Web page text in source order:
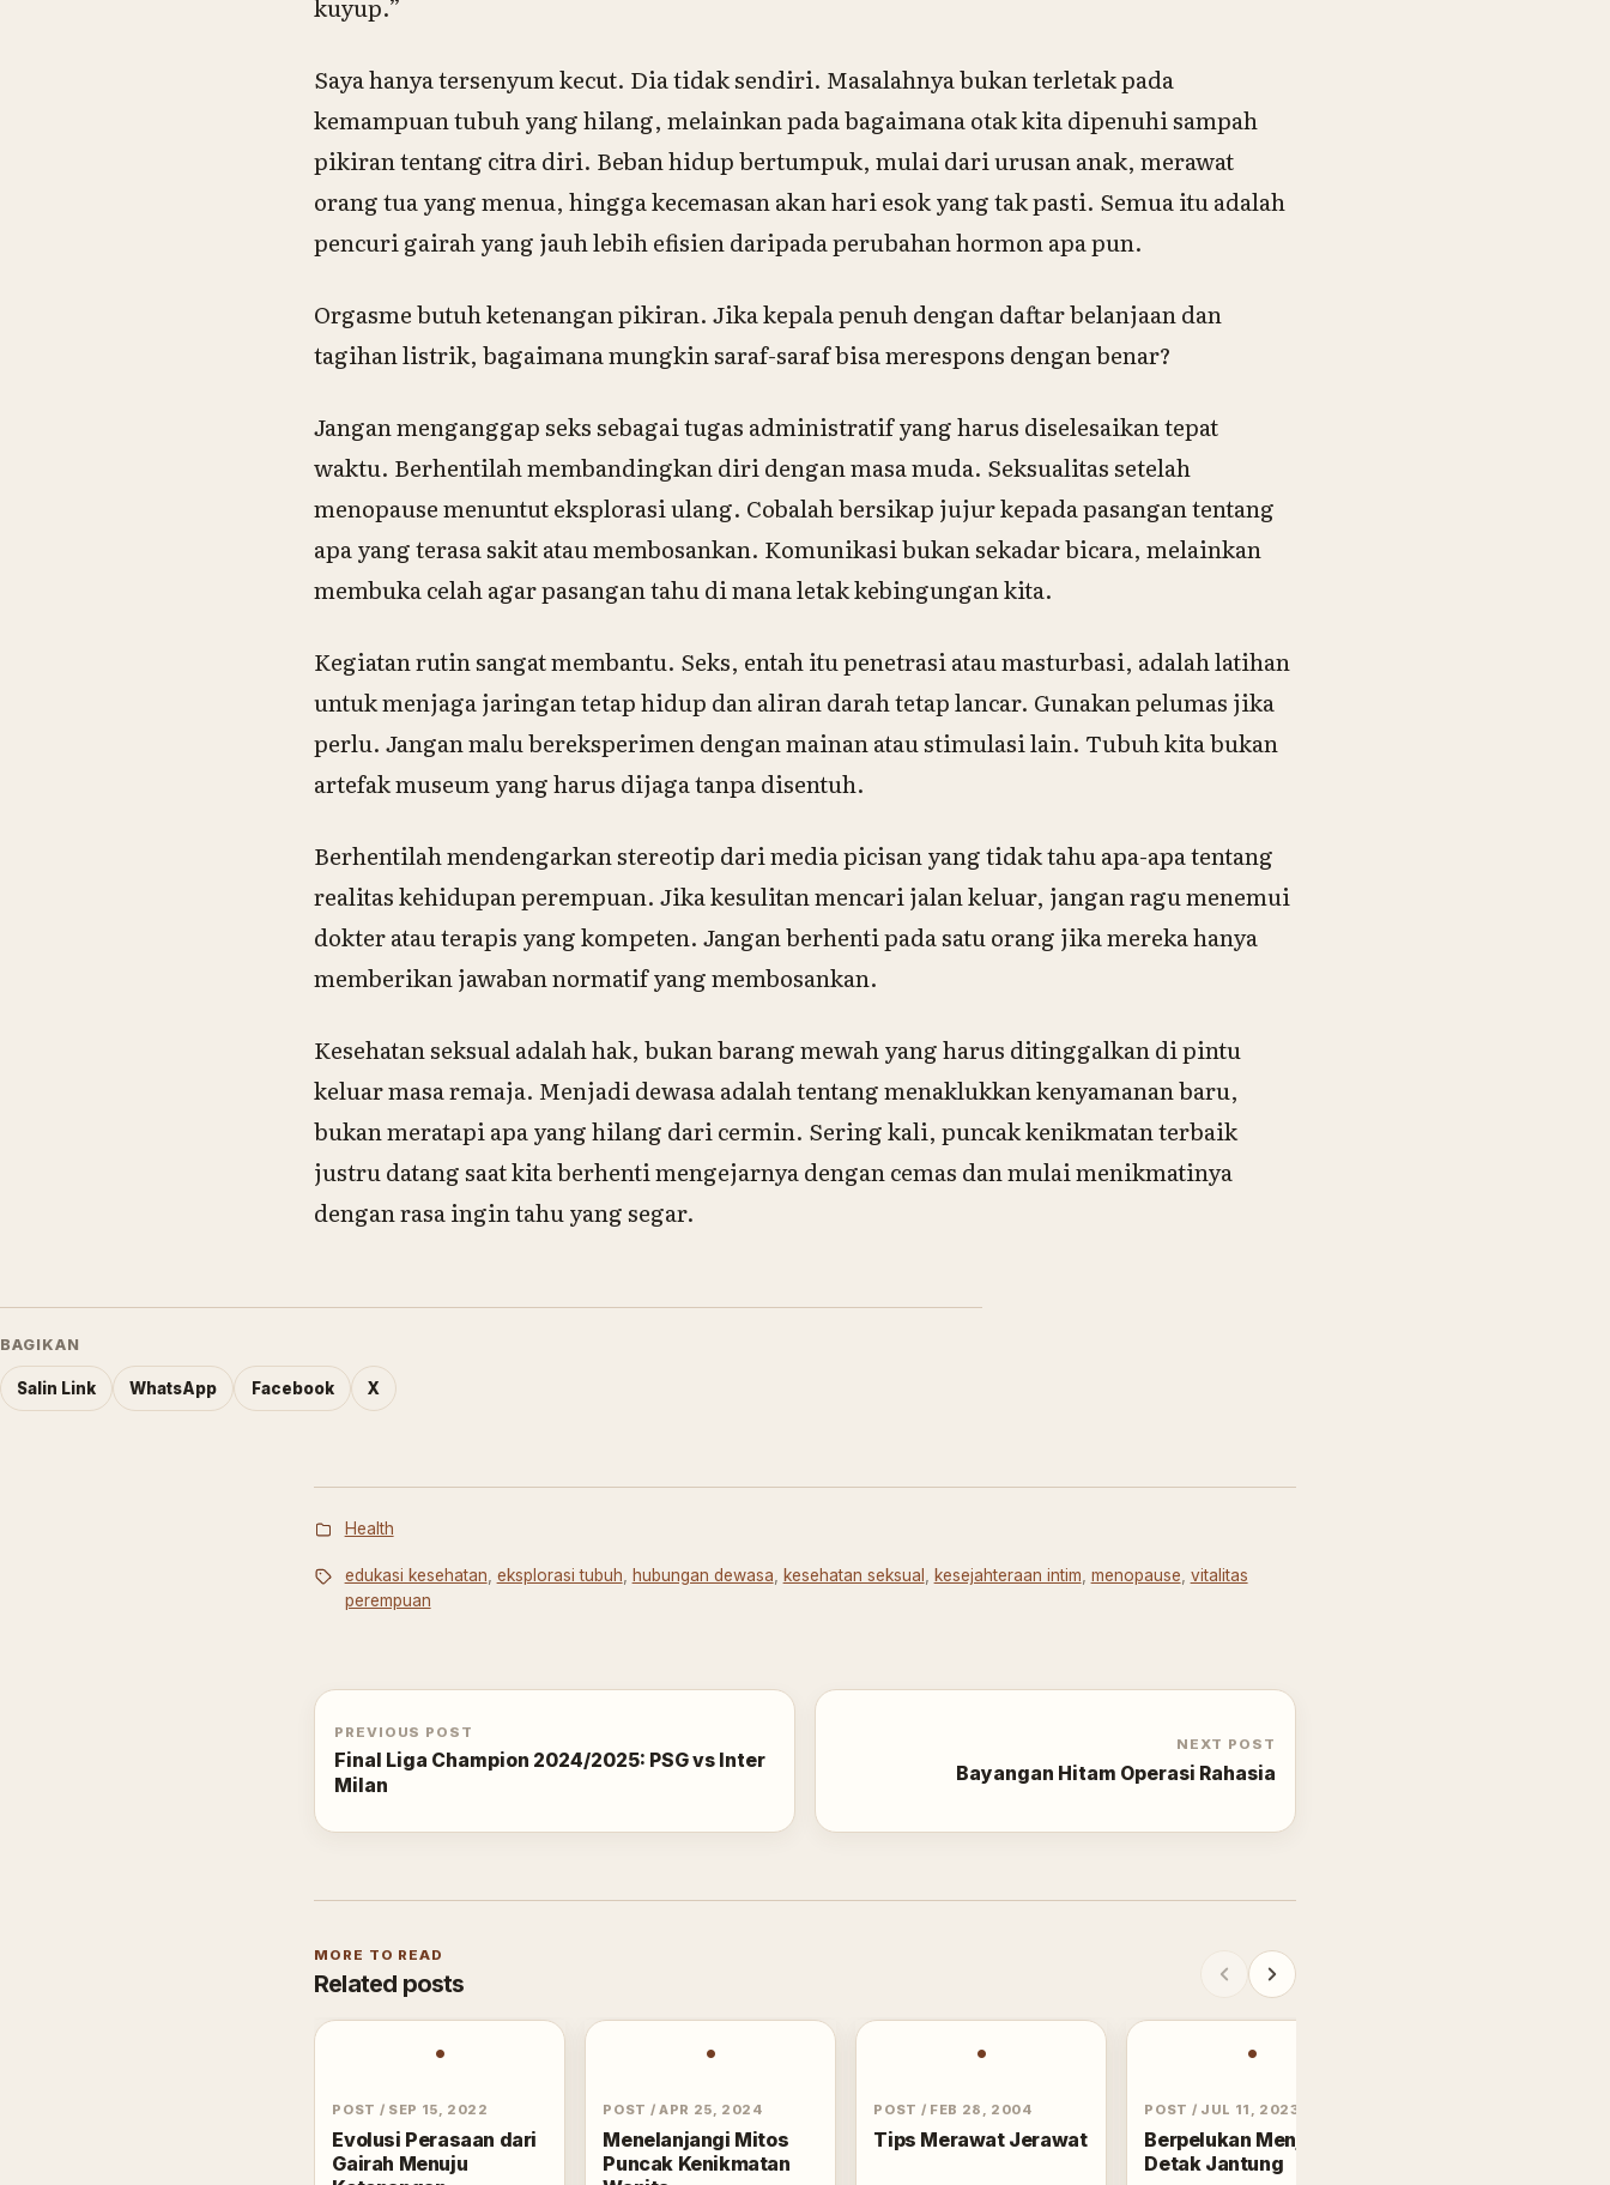
Saya hanya tersenyum kecut. Dia tidak sendiri. Masalahnya bukan terletak pada
kemampuan tubuh yang hilang, melainkan pada bagaimana otak kita dipenuhi sampah
pikiran tentang citra diri. Beban hidup bertumpuk, mulai dari urusan anak, merawat
orang tua yang menua, hingga kecemasan akan hari esok yang tak pasti. Semua itu adalah
pencuri gairah yang jauh lebih efisien daripada perubahan hormon apa pun.
Orgasme butuh ketenangan pikiran. Jika kepala penuh dengan daftar belanjaan dan
tagihan listrik, bagaimana mungkin saraf-saraf bisa merespons dengan benar?
Jangan menganggap seks sebagai tugas administratif yang harus diselesaikan tepat
waktu. Berhentilah membandingkan diri dengan masa muda. Seksualitas setelah
menopause menuntut eksplorasi ulang. Cobalah bersikap jujur kepada pasangan tentang
apa yang terasa sakit atau membosankan. Komunikasi bukan sekadar bicara, melainkan
membuka celah agar pasangan tahu di mana letak kebingungan kita.
Kegiatan rutin sangat membantu. Seks, entah itu penetrasi atau masturbasi, adalah latihan
untuk menjaga jaringan tetap hidup dan aliran darah tetap lancar. Gunakan pelumas jika
perlu. Jangan malu bereksperimen dengan mainan atau stimulasi lain. Tubuh kita bukan
artefak museum yang harus dijaga tanpa disentuh.
Berhentilah mendengarkan stereotip dari media picisan yang tidak tahu apa-apa tentang
realitas kehidupan perempuan. Jika kesulitan mencari jalan keluar, jangan ragu menemui
dokter atau terapis yang kompeten. Jangan berhenti pada satu orang jika mereka hanya
memberikan jawaban normatif yang membosankan.
Kesehatan seksual adalah hak, bukan barang mewah yang harus ditinggalkan di pintu
keluar masa remaja. Menjadi dewasa adalah tentang menaklukkan kenyamanan baru,
bukan meratapi apa yang hilang dari cermin. Sering kali, puncak kenikmatan terbaik
justru datang saat kita berhenti mengejarnya dengan cemas dan mulai menikmatinya
dengan rasa ingin tahu yang segar.
BAGIKAN
Salin Link WhatsApp Facebook X
Health
edukasi kesehatan, eksplorasi tubuh, hubungan dewasa, kesehatan seksual , kesejahteraan intim, menopause, vitalitas
perempuan
PREVIOUS POST
Final Liga Champion 2024/2025: PSG vs Inter
Milan
NEXT POST
Bayangan Hitam Operasi Rahasia
MORE TO READ
Related posts
•
POST / SEP 15, 2022
Evolusi Perasaan dari
Gairah Menuju
•
POST / APR 25, 2024
Menelanjangi Mitos
Puncak Kenikmatan
•
POST / FEB 28, 2004
Tips Merawat Jerawat
•
POST / JUL 11, 2023
Berpelukan Menjaga
Detak Jantung